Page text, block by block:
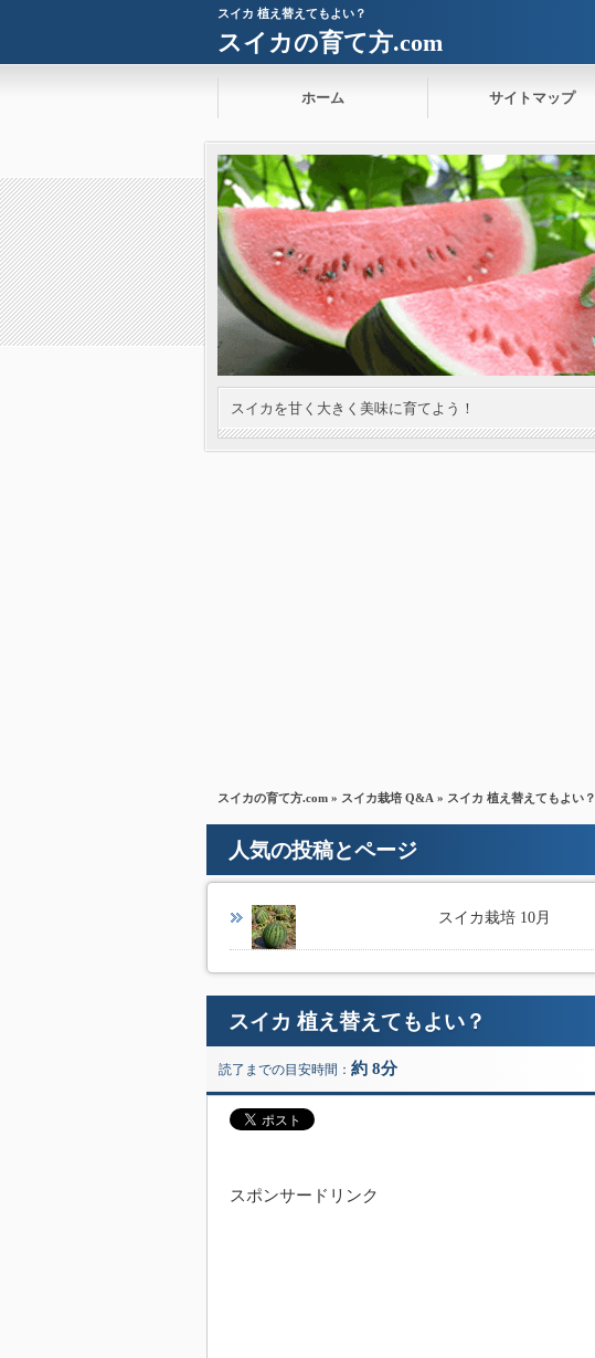
スイカ 植え替えてもよい？
スイカの育て方.com
ホーム サイトマップ
スイカを甘く大きく美味に育てよう！
スイカの育て方.com » スイカ栽培 Q&A » スイカ 植え替えてもよい？
人気の投稿とページ
スイカ栽培 10月
スイカ 植え替えてもよい？
読了までの目安時間： 約 8分
スポンサードリンク